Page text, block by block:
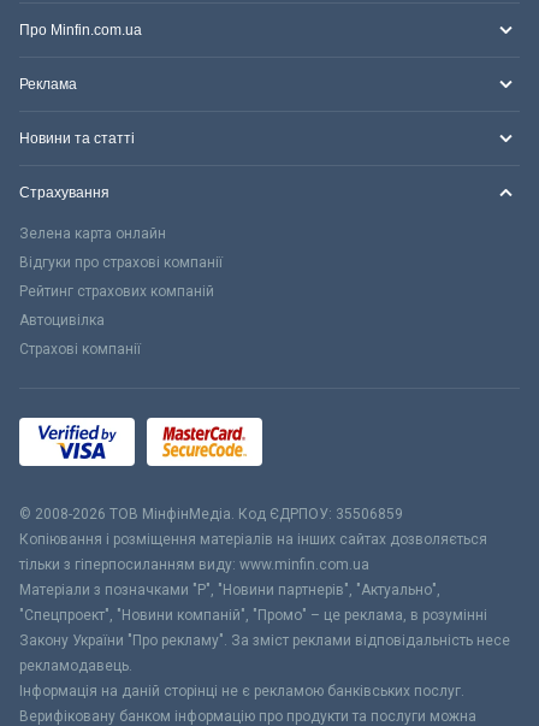
Про Minfin.com.ua
Реклама
Новини та статті
Страхування
Зелена карта онлайн
Відгуки про страхові компанії
Рейтинг страхових компаній
Автоцивілка
Страхові компанії
© 2008-2026 ТОВ МiнфiнМедiа. Код ЄДРПОУ: 35506859
Копіювання і розміщення матеріалів на інших сайтах дозволяється
тільки з гіперпосиланням виду: www.minfin.com.ua
Матеріали з позначками "Р", "Новини партнерів", "Актуально",
"Спецпроект", "Новини компаній", "Промо" – це реклама, в розумінні
Закону України "Про рекламу". За зміст реклами відповідальність несе
рекламодавець.
Інформація на даній сторінці не є рекламою банківських послуг.
Верифіковану банком інформацію про продукти та послуги можна